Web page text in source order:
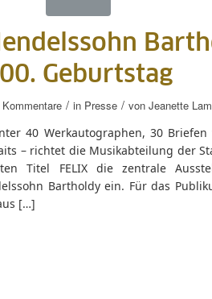
Geburtstag
/ in Presse / von Jeanette
40 Werkautographen, 30
– richtet die Musikabteilung der
Titel FELIX die zentrale
Bartholdy ein. Für das
[…]